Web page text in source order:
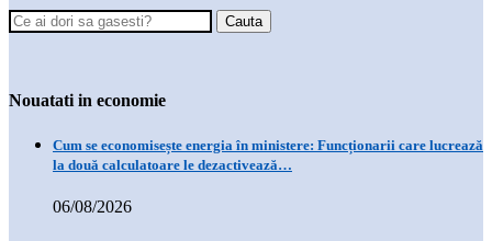
Nouatati in economie
Cum se economisește energia în ministere: Funcționarii care lucrează
la două calculatoare le dezactivează…
06/08/2026